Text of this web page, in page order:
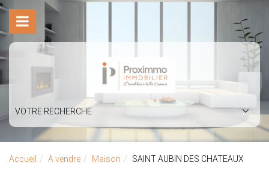
VOTRE RECHERCHE
Accueil A vendre Maison SAINT AUBIN DES CHATEAUX